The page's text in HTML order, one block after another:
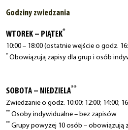
Godziny zwiedzania
WTOREK – PIĄTEK*
10:00 – 18:00 (ostatnie wejście o godz.
* Obowiązują zapisy dla grup i osób
SOBOTA – NIEDZIELA**
Zwiedzanie o godz. 10:00; 12:00; 14:00;
** Osoby indywidualne – bez zapisów
** Grupy powyżej 10 osób – obowiązują